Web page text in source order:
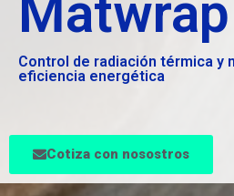
Matwrap
Control de radiación térmica y
eficiencia energética
Cotiza con nosostros